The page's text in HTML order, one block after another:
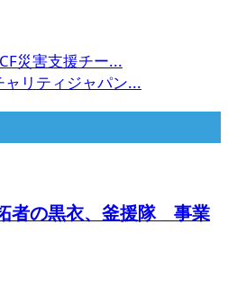
災害支援チー...
ャリティジャパン...
者の黒衣、釜援隊 事業